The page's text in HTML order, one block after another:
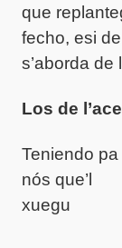
que
fecho, esi
s’aborda
Los de
Teniendo pa
nós que’l
xuegu